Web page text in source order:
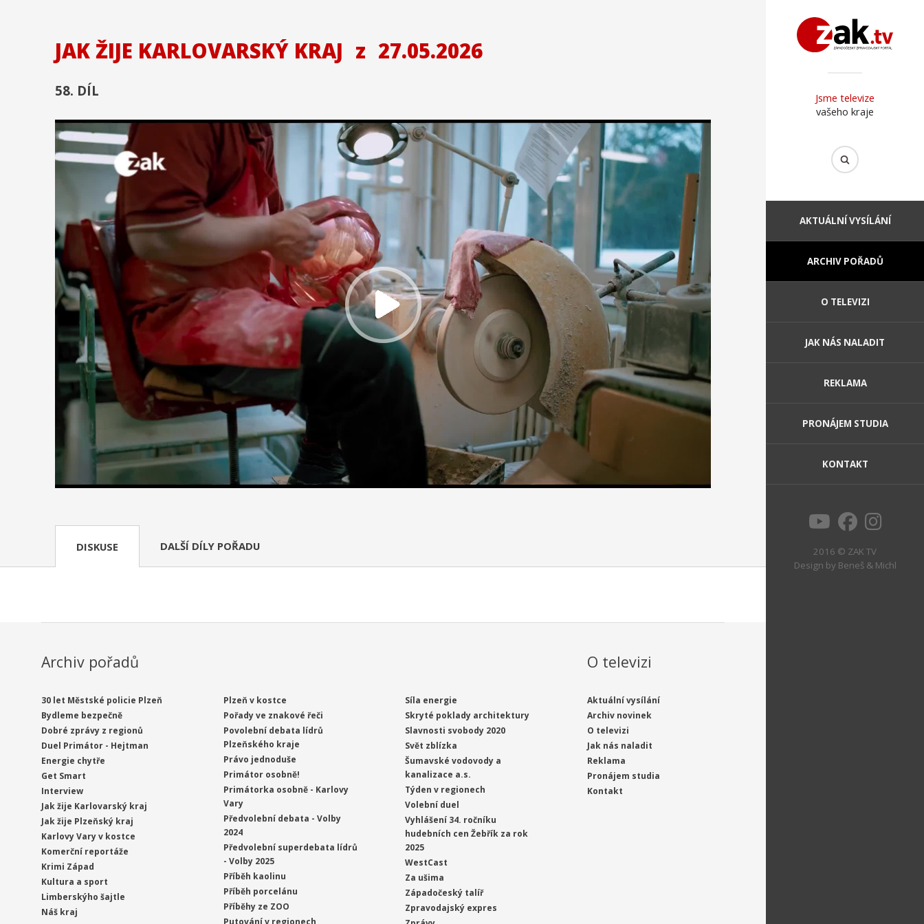
Jsme televize
vašeho kraje
AKTUÁLNÍ VYSÍLÁNÍ
ARCHIV POŘADŮ
O TELEVIZI
JAK NÁS NALADIT
REKLAMA
PRONÁJEM STUDIA
KONTAKT
2016 © ZAK TV
Design by Beneš & Michl
JAK ŽIJE KARLOVARSKÝ KRAJ z 27.05.2026
58. DÍL
DISKUSE DALŠÍ DÍLY POŘADU
Archiv pořadů
30 let Městské policie Plzeň
Bydleme bezpečně
Dobré zprávy z regionů
Duel Primátor - Hejtman
Energie chytře
Get Smart
Interview
Jak žije Karlovarský kraj
Jak žije Plzeňský kraj
Karlovy Vary v kostce
Komerční reportáže
Krimi Západ
Kultura a sport
Limberskýho šajtle
Náš kraj
Plzeň v kostce
Pořady ve znakové řeči
Povolební debata lídrů
Plzeňského kraje
Právo jednoduše
Primátor osobně!
Primátorka osobně - Karlovy
Vary
Předvolební debata - Volby
2024
Předvolební superdebata lídrů
- Volby 2025
Příběh kaolinu
Příběh porcelánu
Příběhy ze ZOO
Síla energie
Skryté poklady architektury
Slavnosti svobody 2020
Svět zblízka
Šumavské vodovody a
kanalizace a.s.
Týden v regionech
Volební duel
Vyhlášení 34. ročníku
hudebních cen Žebřík za rok
2025
WestCast
Za ušima
Západočeský talíř
Zpravodajský expres
O televizi
Aktuální vysílání
Archiv novinek
O televizi
Jak nás naladit
Reklama
Pronájem studia
Kontakt